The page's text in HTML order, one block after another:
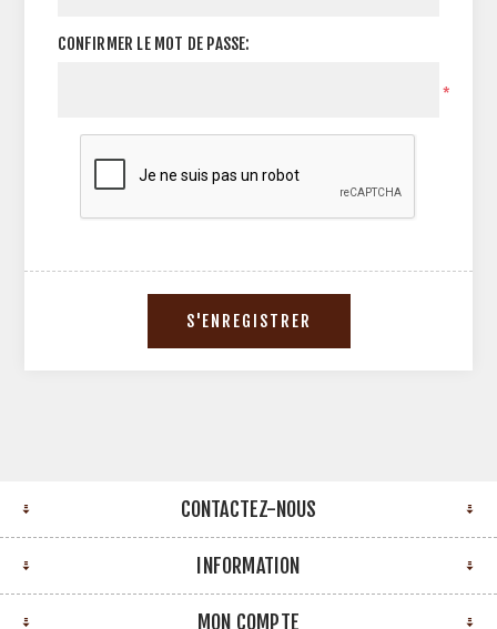
CONFIRMER LE MOT DE PASSE:
*
CONTACTEZ-NOUS
INFORMATION
MON COMPTE